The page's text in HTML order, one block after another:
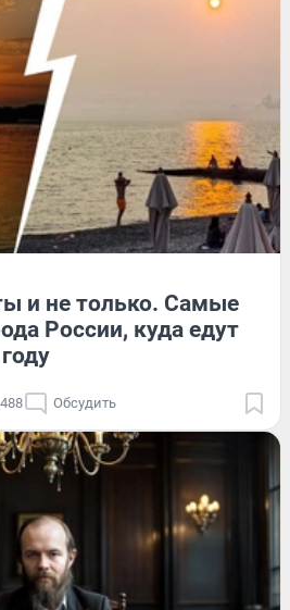
и не только. Самые
России, куда едут
Обсудить